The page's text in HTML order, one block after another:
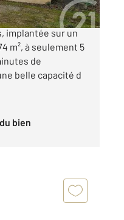
maison
implantée sur un
m², à seulement 5
de
belle capacité d
bien